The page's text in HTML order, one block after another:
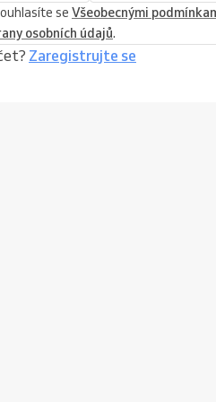
se Všeobecnými
osobních údajů.
Zaregistrujte se